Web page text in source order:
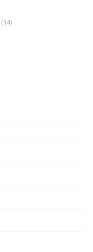
(14)